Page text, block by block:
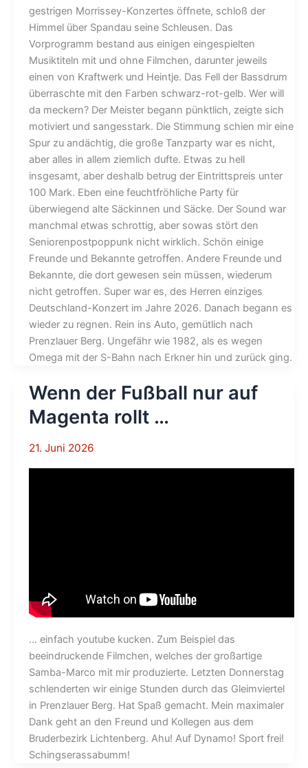
gestrigen Morrissey-Konzertes öffnete, schloß der
Himmel über Spandau seine Schleusen. Das
Vorprogramm bestand aus einigen eingespielten
Musiktiteln mit und ohne Filmchen, darunter jeweils
einen von Kraftwerk und Heintje. Das Fell der Bassdrum
überraschte mit den Farben schwarz-rot-gelb. Wer will
da meckern? Der Meister begann pünktlich, zeigte sich
motiviert und sangesstark. Die Stimmung schien mir eine
Spur zu andächtig, die große Tanzparty war es nicht,
aber alles in allem ziemlich dufte. Etwas zu hell
insgesamt, aber deshalb betrug der Eintrittspreis unter
100 Mark. Eben eine feuchtfröhliche Party für
überwiegend alte Säckinnen und Säcke. Der Sound war
manchmal etwas schrottig, aber sowas stört den
Seniorenpostpoppunk nicht wirklich. Schön einige
Freunde und Bekannte getroffen. Andere Freunde und
Bekannte, die dort gewesen sein müssen, wiederum
nicht getroffen. Super war es, des Herren einziges
Deutschland-Konzert im Jahre 2026. Danach begann es
wieder zu regnen. Rein ins Auto, gemütlich nach
Prenzlauer Berg. Ungefähr wie 1982, als es wegen
Omega mit der S-Bahn nach Erkner hin und zurück ging.
Wenn der Fußball nur auf
Magenta rollt …
21. Juni 2026
… einfach youtube kucken. Zum Beispiel das
beeindruckende Filmchen, welches der großartige
Samba-Marco mit mir produzierte. Letzten Donnerstag
schlenderten wir einige Stunden durch das Gleimviertel
in Prenzlauer Berg. Hat Spaß gemacht. Mein maximaler
Dank geht an den Freund und Kollegen aus dem
Bruderbezirk Lichtenberg. Ahu! Auf Dynamo! Sport frei!
Schingserassabumm!